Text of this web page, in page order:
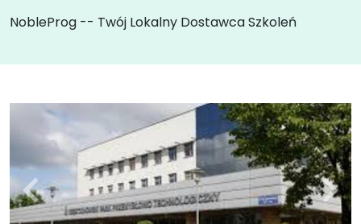
NobleProg -- Twój Lokalny Dostawca Szkoleń